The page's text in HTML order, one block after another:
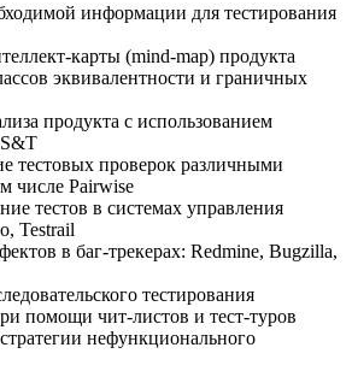
информации для тестирования
карты (mind-map) продукта
эквивалентности и граничных
продукта с использованием
тестовых проверок различными
числе Pairwise
тестов в системах управления
Testrail
в баг-трекерах: Redmine, Bugzilla,
тестирования
помощи чит-листов и тест-туров
нефункционального